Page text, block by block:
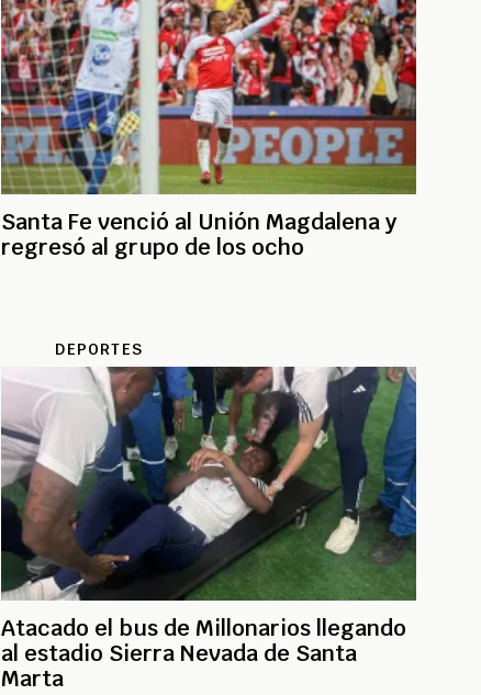
Santa Fe venció al Unión Magdalena y
regresó al grupo de los ocho
DEPORTES
Atacado el bus de Millonarios llegando
al estadio Sierra Nevada de Santa
Marta